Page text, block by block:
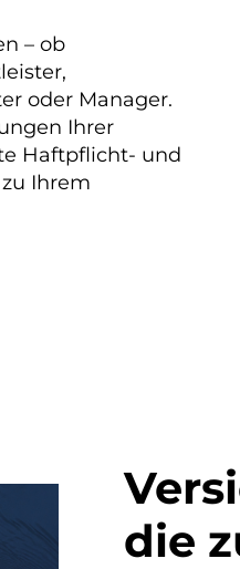
– ob
oder Manager.
Ihrer
Haftpflicht- und
Ihrem
die